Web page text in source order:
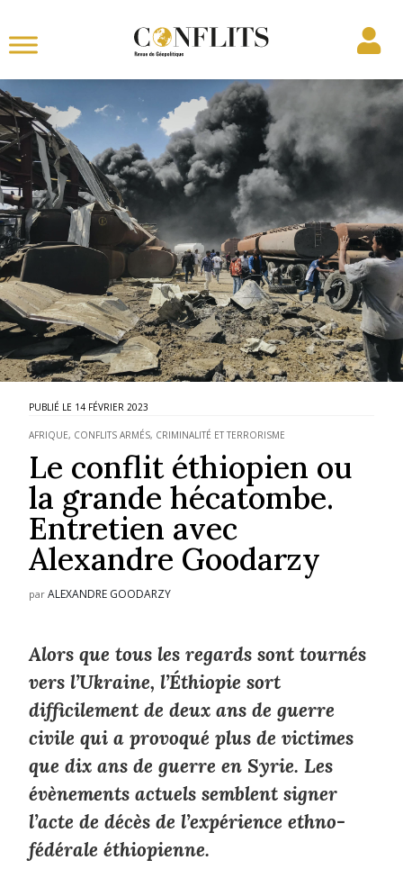
14 FÉVRIER 2023
AFRIQUE, CONFLITS ARMÉS, CRIMINALITÉ ET TERRORISME
Le conflit éthiopien ou
la grande hécatombe.
Entretien avec
Alexandre Goodarzy
parALEXANDRE GOODARZY
Alors que tous les regards sont tournés
vers l’Ukraine, l’Éthiopie sort
difficilement de deux ans de guerre
civile qui a provoqué plus de victimes
que dix ans de guerre en Syrie. Les
évènements actuels semblent signer
l’acte de décès de l’expérience ethno-
fédérale éthiopienne.